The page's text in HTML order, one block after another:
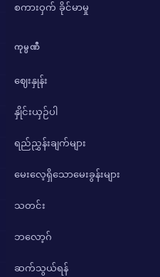
စကားဝှက် ခိုင်မာမှု
ကုမ္ပဏီ
ဈေးနှုန်း
နှိုင်းယှဉ်ပါ
ရည်ညွှန်းချက်များ
မေးလေ့ရှိသောမေးခွန်းများ
သတင်း
ဘလော့ဂ်
ဆက်သွယ်ရန်